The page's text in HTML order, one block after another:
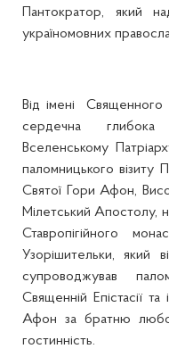
Пантократор, який
україномовних
Від імені
сердечна
Вселенському
паломницького
Святої Гори Афон,
Мілетський Апостолу,
Ставропігійного
Узорішительки, який
супроводжував
Священній Епістасії та
Афон за братню
гостинність.